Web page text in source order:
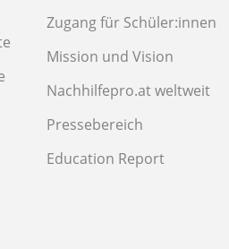
Zugang für Schüler:innen
Mission und Vision
Nachhilfepro.at weltweit
Pressebereich
Education Report